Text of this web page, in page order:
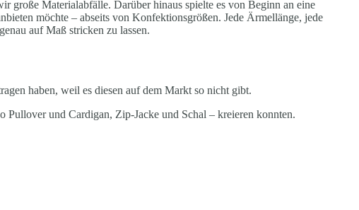
große Materialabfälle. Darüber hinaus spielte es von Beginn an eine
möchte – abseits von Konfektionsgrößen. Jede Ärmellänge, jede
auf Maß stricken zu lassen.
haben, weil es diesen auf dem Markt so nicht gibt.
Pullover und Cardigan, Zip-Jacke und Schal – kreieren konnten.